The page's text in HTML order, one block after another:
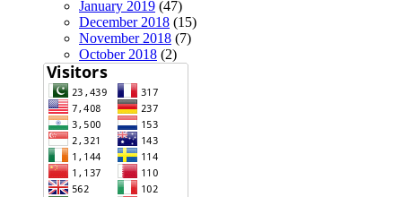
January 2019 (47)
December 2018 (15)
November 2018 (7)
October 2018 (2)